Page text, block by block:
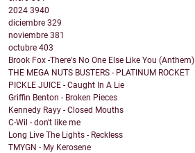
2024 3940
diciembre 329
noviembre 381
octubre 403
Brook Fox -There's No One Else Like You (Anthem)
THE MEGA NUTS BUSTERS - PLATINUM ROCKET
PICKLE JUICE - Caught In A Lie
Griffin Benton - Broken Pieces
Kennedy Rayy - Closed Mouths
C-Wil - don't like me
Long Live The Lights - Reckless
TMYGN - My Kerosene